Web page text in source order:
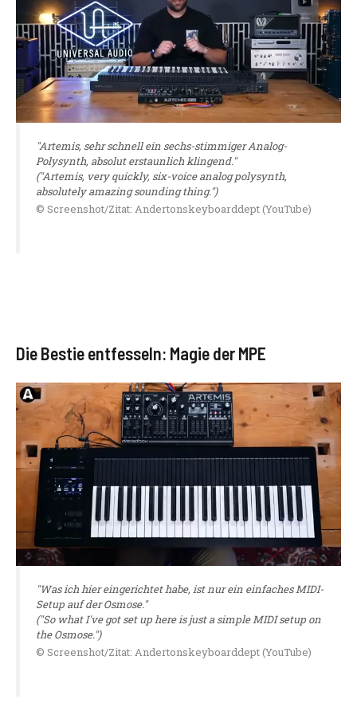
"Artemis, sehr schnell ein sechs-stimmiger Analog-
Polysynth, absolut erstaunlich klingend."
("Artemis, very quickly, six-voice analog polysynth,
absolutely amazing sounding thing.")
© Screenshot/Zitat: Andertonskeyboarddept (YouTube)
Die Bestie entfesseln: Magie der MPE
"Was ich hier eingerichtet habe, ist nur ein einfaches MIDI-
Setup auf der Osmose."
("So what I've got set up here is just a simple MIDI setup on
the Osmose.")
© Screenshot/Zitat: Andertonskeyboarddept (YouTube)